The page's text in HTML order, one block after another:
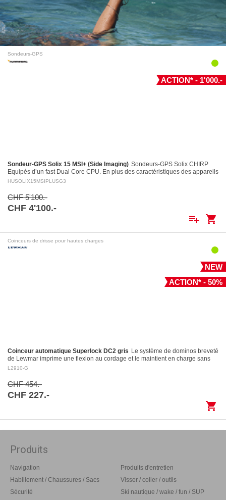
Sondeurs-GPS
ACTION* - 1'000.-
Sondeur-GPS Solix 15 MSI+ (Side Imaging) Sondeurs-GPS Solix CHIRP
Equipés d’un fast Dual Core CPU. En plus des caractéristiques des appareils
Helix, entre autres le puissant système…
HUSOLIX15MSIPLUSG3
CHF 5'100.-
CHF 4'100.-
playlist_add shopping_cart
Coinceurs de drisse pour hautes charges
NEW
ACTION* - 50%
Coinceur automatique Superlock DC2 gris Le système de dominos breveté
de Lewmar imprime une flexion au cordage et le maintient en charge sans
l’endommager Largage contrôlé: le levier…
L2910-G
CHF 454.-
CHF 227.-
shopping_cart
Produits
Navigation
Habillement / Chaussures / Sacs
Sécurité
Produits d'entretien
Visser / coller / outils
Ski nautique / wake / fun / SUP